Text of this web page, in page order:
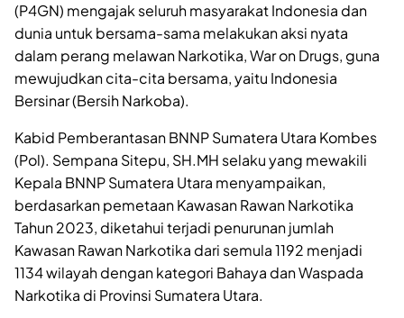
(P4GN) mengajak seluruh masyarakat Indonesia dan
dunia untuk bersama-sama melakukan aksi nyata
dalam perang melawan Narkotika, War on Drugs, guna
mewujudkan cita-cita bersama, yaitu Indonesia
Bersinar (Bersih Narkoba).
Kabid Pemberantasan BNNP Sumatera Utara Kombes
(Pol). Sempana Sitepu, SH.MH selaku yang mewakili
Kepala BNNP Sumatera Utara menyampaikan,
berdasarkan pemetaan Kawasan Rawan Narkotika
Tahun 2023, diketahui terjadi penurunan jumlah
Kawasan Rawan Narkotika dari semula 1192 menjadi
1134 wilayah dengan kategori Bahaya dan Waspada
Narkotika di Provinsi Sumatera Utara.